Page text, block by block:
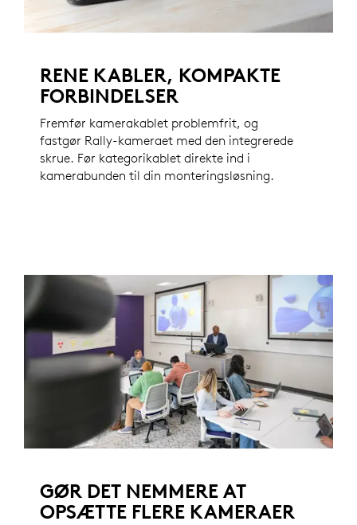
RENE KABLER, KOMPAKTE
FORBINDELSER
Fremfør kamerakablet problemfrit, og
fastgør Rally-kameraet med den integrerede
skrue. Før kategorikablet direkte ind i
kamerabunden til din monteringsløsning.
GØR DET NEMMERE AT
OPSÆTTE FLERE KAMERAER